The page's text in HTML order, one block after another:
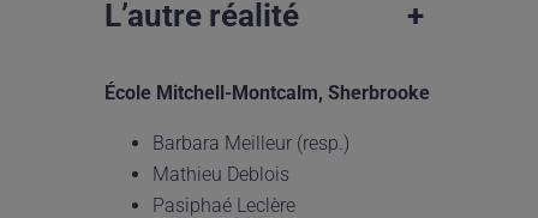
L’autre réalité +
École Mitchell-Montcalm, Sherbrooke
Barbara Meilleur (resp.)
Mathieu Deblois
Pasiphaé Leclère